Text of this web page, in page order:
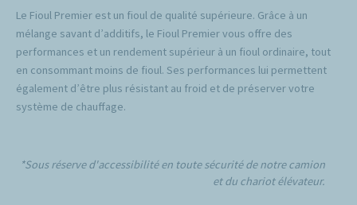
Le Fioul Premier est un fioul de qualité supérieure. Grâce à un
mélange savant d’additifs, le Fioul Premier vous offre des
performances et un rendement supérieur à un fioul ordinaire, tout
en consommant moins de fioul. Ses performances lui permettent
également d’être plus résistant au froid et de préserver votre
système de chauffage.
*Sous réserve d'accessibilité en toute sécurité de notre camion
et du chariot élévateur.